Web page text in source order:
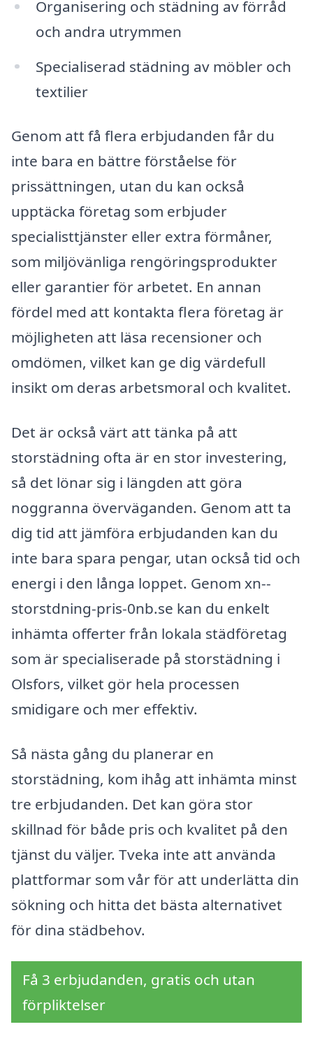
Organisering och städning av förråd
och andra utrymmen
Specialiserad städning av möbler och
textilier
Genom att få flera erbjudanden får du
inte bara en bättre förståelse för
prissättningen, utan du kan också
upptäcka företag som erbjuder
specialisttjänster eller extra förmåner,
som miljövänliga rengöringsprodukter
eller garantier för arbetet. En annan
fördel med att kontakta flera företag är
möjligheten att läsa recensioner och
omdömen, vilket kan ge dig värdefull
insikt om deras arbetsmoral och kvalitet.
Det är också värt att tänka på att
storstädning ofta är en stor investering,
så det lönar sig i längden att göra
noggranna överväganden. Genom att ta
dig tid att jämföra erbjudanden kan du
inte bara spara pengar, utan också tid och
energi i den långa loppet. Genom xn--
storstdning-pris-0nb.se kan du enkelt
inhämta offerter från lokala städföretag
som är specialiserade på storstädning i
Olsfors, vilket gör hela processen
smidigare och mer effektiv.
Så nästa gång du planerar en
storstädning, kom ihåg att inhämta minst
tre erbjudanden. Det kan göra stor
skillnad för både pris och kvalitet på den
tjänst du väljer. Tveka inte att använda
plattformar som vår för att underlätta din
sökning och hitta det bästa alternativet
för dina städbehov.
Få 3 erbjudanden, gratis och utan
förpliktelser